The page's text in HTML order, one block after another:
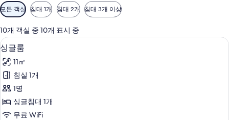
객
실
에
사
용
가
능
한
터
모든 객실 침대 1개 침대 2개 침대 3개 이상
10개 객실 중 10개 표시 중
싱
글
룸
사
진
모
싱글룸 | 고급 침구, 객실 내 금고, 책상,
7
싱글룸
11㎡
침실 1개
1명
싱글침대 1개
무료 WiFi